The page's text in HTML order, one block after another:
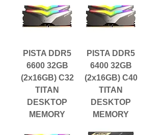
PISTA DDR5
6600 32GB
(2x16GB) C32
TITAN
DESKTOP
MEMORY
PISTA DDR5
6400 32GB
(2x16GB) C40
TITAN
DESKTOP
MEMORY